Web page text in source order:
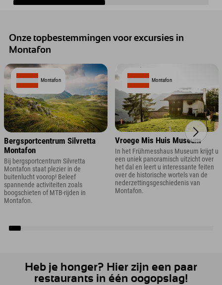
Onze topbestemmingen voor excursies in
Montafon
Montafon
Bergsportcentrum Silvretta
Montafon
Bij bergsportcentrum Silvretta
Montafon staat plezier in de
buitenlucht voorop! Beleef
spannende activiteiten zoals
boogschieten of MTB-rijden in
Montafon.
Montafon
Vroege Mis Huis Museum
In het Frühmesshaus Museum krijgt u
een uniek panoramisch uitzicht over
het dal en leert u interessante feiten
over de historische wortels van de
nederzettingsgeschiedenis van
Montafon.
Heb je honger? Hier zijn een paar
restaurants in één oogopslag!